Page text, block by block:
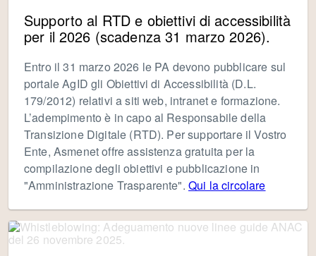
Supporto al RTD e obiettivi di accessibilità
per il 2026 (scadenza 31 marzo 2026).
Entro il 31 marzo 2026 le PA devono pubblicare sul
portale AgID gli Obiettivi di Accessibilità (D.L.
179/2012) relativi a siti web, intranet e formazione.
L’adempimento è in capo al Responsabile della
Transizione Digitale (RTD). Per supportare il Vostro
Ente, Asmenet offre assistenza gratuita per la
compilazione degli obiettivi e pubblicazione in
"Amministrazione Trasparente". Qui la circolare